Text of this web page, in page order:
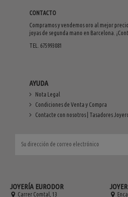
CONTACTO
Compramos y vendemos oro al mejor
joyas de segunda mano en Barcelona.
TEL. 675993081
AYUDA
Nota Legal
Condiciones de Venta y Compra
Contacte con nosotros | Tasadores
JOYERÍA EURODOR
Carrer Comtal, 13